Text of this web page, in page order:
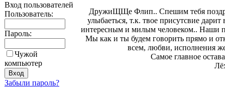
Вход пользователей
Пользователь:
Пароль:
Чужой
компьютер
Забыли пароль?
ДружиЩЩе Флип.. Спешим тебя
улыбаеться, т.к. твое присутсвие
интересным и милым человеком.. Наши
Мы как и ты будем говорить прямо и
всем, любви, исполнения
Самое главное